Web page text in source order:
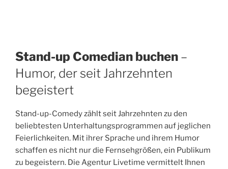
Stand-up Comedian buchen –
Humor, der seit Jahrzehnten
begeistert
Stand-up-Comedy zählt seit Jahrzehnten zu den
beliebtesten Unterhaltungsprogrammen auf jeglichen
Feierlichkeiten. Mit ihrer Sprache und ihrem Humor
schaffen es nicht nur die Fernsehgrößen, ein Publikum
zu begeistern. Die Agentur Livetime vermittelt Ihnen